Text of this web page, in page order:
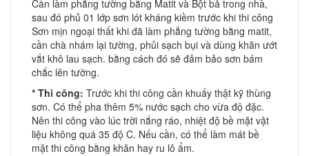
Cần làm phẳng tường bằng Matit và Bột bả trong nhà,
sau đó phủ 01 lớp sơn lót kháng kiềm trước khi thi công
Sơn mịn ngoại thất khi đã làm phẳng tường bằng matit,
cần chà nhám lại tường, phủi sạch bụi và dùng khăn ướt
vắt khô lau sạch. bằng cách đó sẽ đảm bảo sơn bám
chắc lên tường.
​* Thi công: Trước khi thi công cần khuấy thật kỹ thùng
sơn. Có thể pha thêm 5% nước sạch cho vừa độ đặc.
Nên thi công vào lúc trời nắng ráo, nhiệt độ bề mặt vật
liệu không quá 35 độ C. Nếu cần, có thể làm mát bề
mặt thi công bằng khăn hay ru lô ẩm.